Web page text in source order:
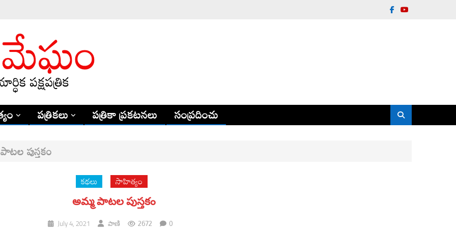
పత్రికలు పత్రికా ప్రకటనలు సంప్రదించు
పుస్తకం
కథలు సాహిత్యం
అమ్మ పాటల పుస్తకం
July 4, 2021 పాణి 2672 0